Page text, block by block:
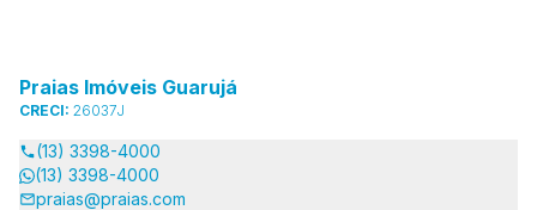
Praias Imóveis Guarujá
CRECI: 26037J
(13) 3398-4000
(13) 3398-4000
praias@praias.com